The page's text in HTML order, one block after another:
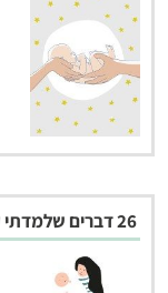
26 דברים שלמדתי על אימהות